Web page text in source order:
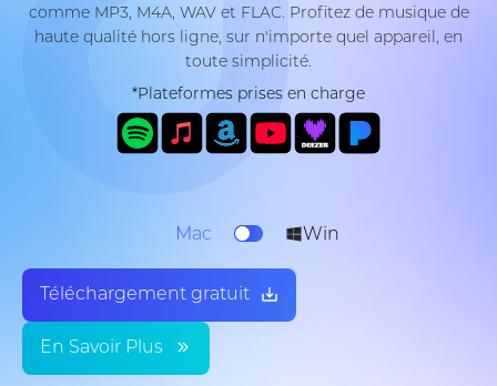
comme MP3, M4A, WAV et FLAC. Profitez de musique de
haute qualité hors ligne, sur n'importe quel appareil, en
toute simplicité.
*Plateformes prises en charge
Mac Win
Téléchargement gratuit
En Savoir Plus